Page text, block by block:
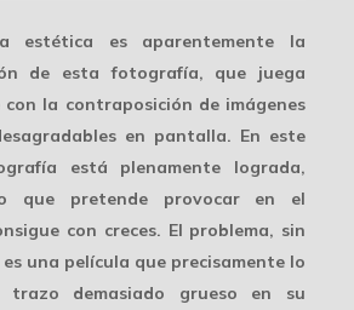
estética es aparentemente la
de esta fotografía, que juega
la contraposición de imágenes
en pantalla. En este
está plenamente lograda,
que pretende provocar en el
con creces. El problema, sin
una película que precisamente lo
trazo demasiado grueso en su